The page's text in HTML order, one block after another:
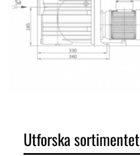
Utforska sortimentet